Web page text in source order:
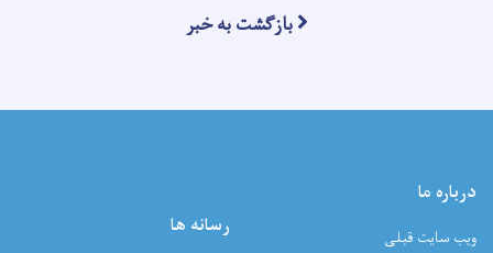
بازگشت به خبر
درباره ما
ویب سایت قبلی
رسانه ها